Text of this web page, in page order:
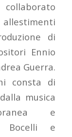
allestimenti
di
Ennio
Guerra.
consta di
musica
e
Bocelli e